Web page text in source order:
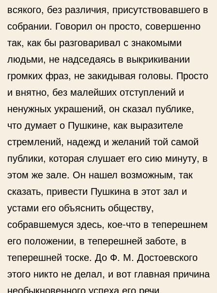
всякого, без различия, присутствовавшего в
собрании. Говорил он просто, совершенно
так, как бы разговаривал с знакомыми
людьми, не надседаясь в выкрикивании
громких фраз, не закидывая головы. Просто
и внятно, без малейших отступлений и
ненужных украшений, он сказал публике,
что думает о Пушкине, как выразителе
стремлений, надежд и желаний той самой
публики, которая слушает его сию минуту, в
этом же зале. Он нашел возможным, так
сказать, привести Пушкина в этот зал и
устами его объяснить обществу,
собравшемуся здесь, кое-что в теперешнем
его положении, в теперешней заботе, в
теперешней тоске. До Ф. М. Достоевского
этого никто не делал, и вот главная причина
необыкновенного успеха его речи.